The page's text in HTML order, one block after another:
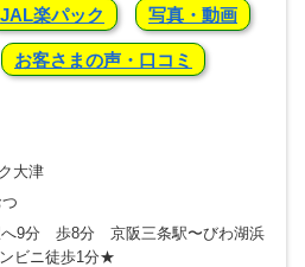
JAL楽パック 写真・動画
お客さまの声・口コミ
大津
へ9分 歩8分 京阪三条駅〜びわ湖浜
ビニ徒歩1分★